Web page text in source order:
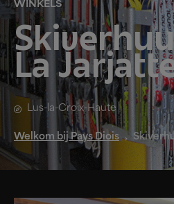
WINKELS
La
Lus-la-Croix-Haute
Welkom bij Pays Diois